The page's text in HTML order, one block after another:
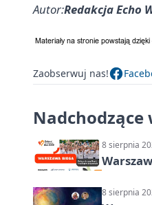
Autor:Redakcja Echo
Zaobserwuj nas!
Nadchodzące
8 sierpnia
8 sierpnia